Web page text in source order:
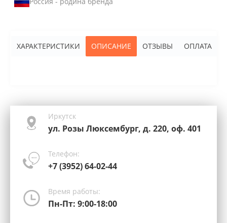
ХАРАКТЕРИСТИКИ ОПИСАНИЕ ОТЗЫВЫ ОПЛАТА
Иркутск
ул. Розы Люксембург, д. 220, оф. 401
Телефон:
+7 (3952) 64-02-44
Время работы:
Пн-Пт: 9:00-18:00